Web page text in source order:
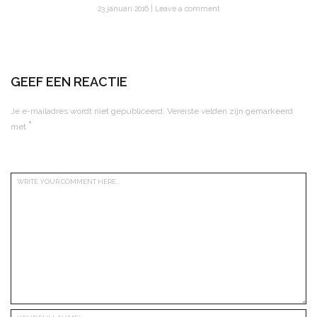
23 januari 2016 Leave a comment
GEEF EEN REACTIE
Je e-mailadres wordt niet gepubliceerd. Vereiste velden zijn gemarkeerd
met *